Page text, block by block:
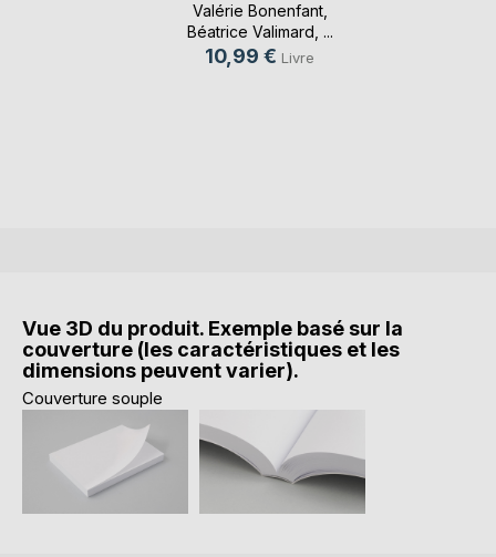
Valérie Bonenfant,
Béatrice Valimard , ...
10,99 € Livre
Vue 3D du produit. Exemple basé sur la
couverture (les caractéristiques et les
dimensions peuvent varier).
Couverture souple